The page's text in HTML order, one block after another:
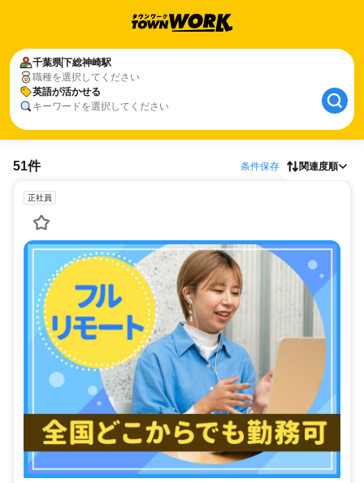
千葉県下総神崎駅
職種を選択してください
英語が活かせる
キーワードを選択してください
51件 条件保存 関連度順
正社員